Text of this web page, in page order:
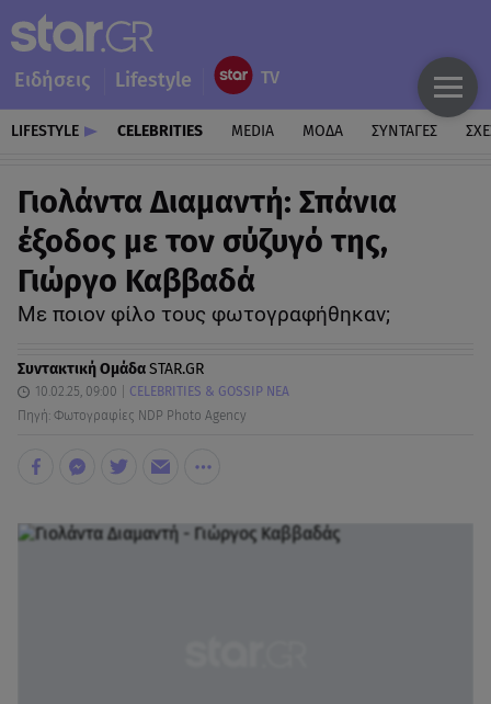
Ειδήσεις Lifestyle
LIFESTYLE CELEBRITIES MEDIA ΜΟΔΑ ΣΥΝΤΑΓΕΣ
Γιολάντα Διαμαντή: Σπάνια
έξοδος με τον σύζυγό της,
Γιώργο Καββαδά
Με ποιον φίλο τους φωτογραφήθηκαν;
Συντακτική ΟμάδαSTAR.GR
10.02.25, 09:00
CELEBRITIES & GOSSIP ΝΕΑ
Πηγή: Φωτογραφίες NDP Photo Agency